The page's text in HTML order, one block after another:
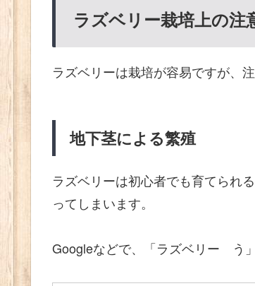
ラズベリー栽培上の注
ラズベリーは栽培が容易ですが、
地下茎による繁殖
ラズベリーは初心者でも育てられ
ってしまいます。
Googleなどで、「ラズベリー う